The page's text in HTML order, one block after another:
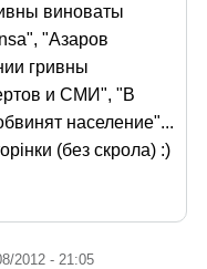
виноваты
"Азаров
гривны
и СМИ", "В
население"...
(без скрола) :)
2012 - 21:05